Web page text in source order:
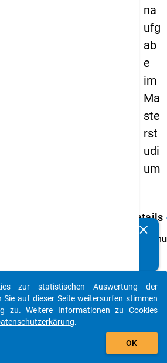
na
ufg
ab
e
im
Ma
ste
rst
udi
um
Details
info
und
clear
auto_stories
add_shopping_cart
zur statistischen Auswertung der
Sie auf dieser Seite weitersurfen stimmen
zu. Weitere Informationen zu Cookies
.
OK